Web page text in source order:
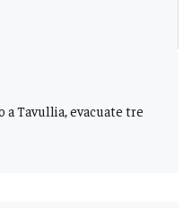
Tavullia, evacuate tre